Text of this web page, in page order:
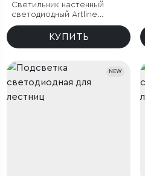
Светильник настенный
светодиодный Artline
латунь
КУПИТЬ
NEW